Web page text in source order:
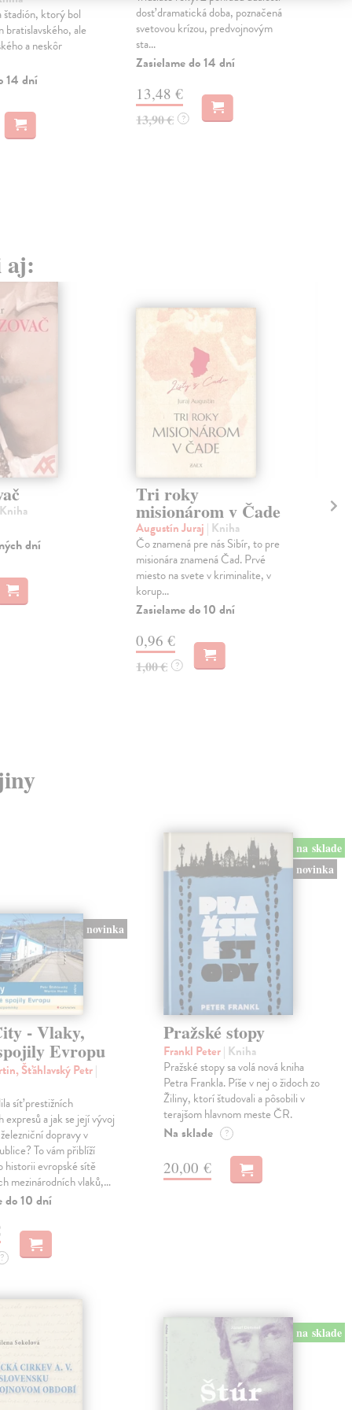
štadión, ktorý bol
bratislavského, ale
a neskôr
14 dní
dosť dramatická doba, poznačená
svetovou krízou, predvojnovým
sta...
Zasielame do 14 dní
13,48 €
13,90 € ?
aj:
dní
Tri roky
misionárom v Čade
Augustín Juraj | Kniha
Čo znamená pre nás Sibír, to pre
misionára znamená Čad. Prvé
miesto na svete v kriminalite, v
korup...
Zasielame do 10 dní
0,96 €
1,00 € ?
novinka
- Vlaky,
Evropu
Šťáhlavský Petr|
síť prestižních
expresů a jak se její vývoj
dopravy v
To vám přiblíží
historii evropské sítě
mezinárodních vlaků,…
do 10 dní
?
na sklade
novinka
Pražské stopy
Frankl Peter| Kniha
Pražské stopy sa volá nová kniha
Petra Frankla. Píše v nej o židoch zo
Žiliny, ktorí študovali a pôsobili v
terajšom hlavnom meste ČR.
Na sklade ?
20,00 €
na sklade